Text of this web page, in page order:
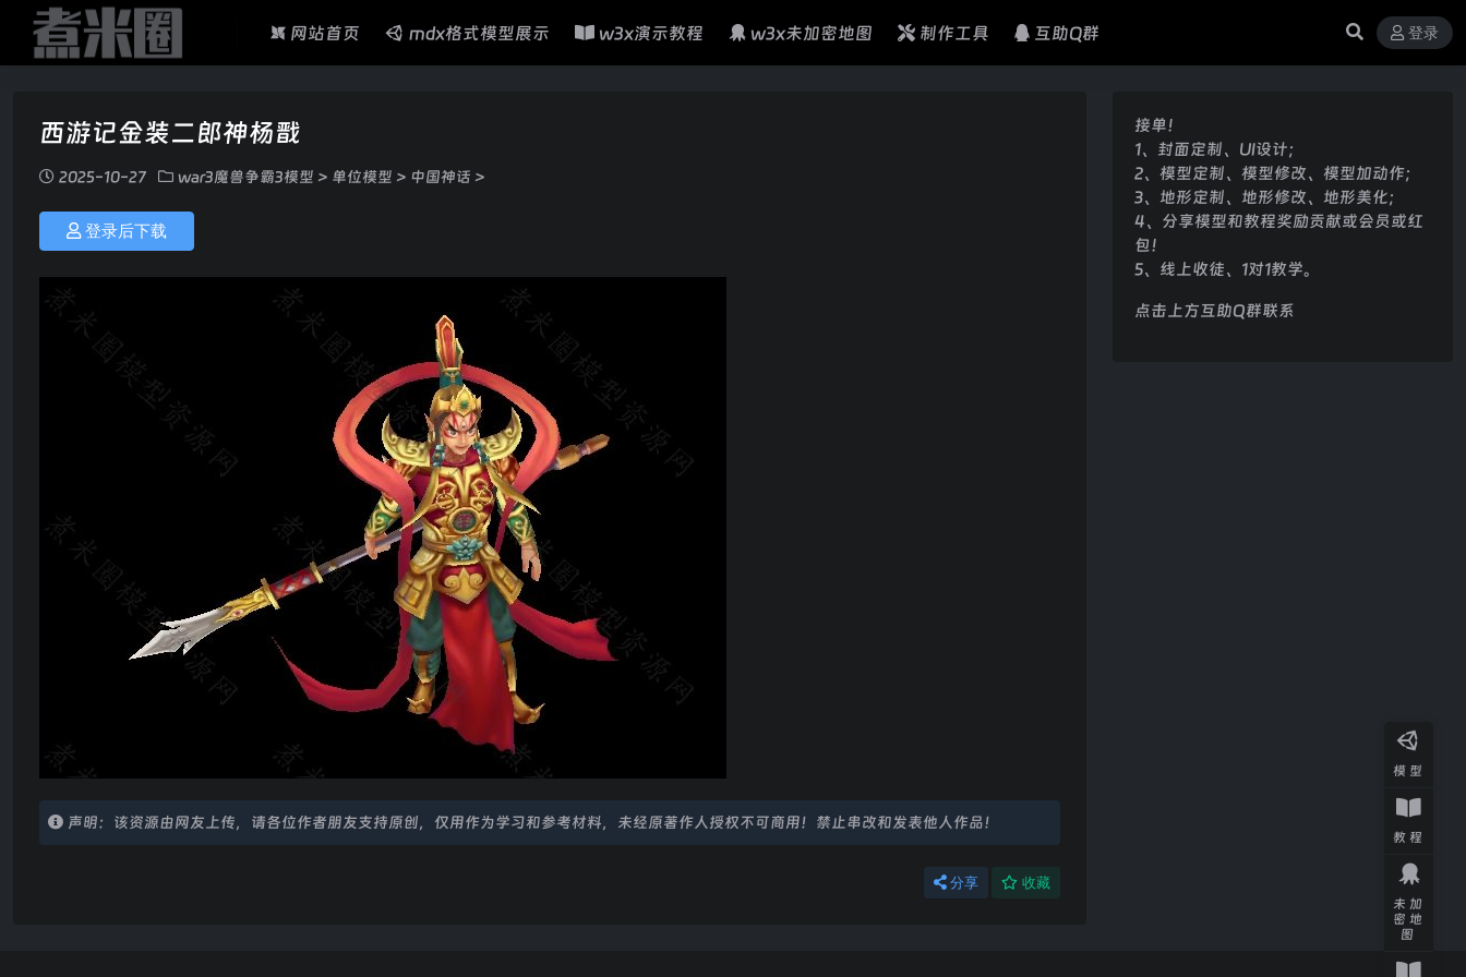
网站首页 mdx格式模型展示 w3x演示教程 w3x未加密地图 制作工具 互助Q群 登录
西游记金装二郎神杨戬
2025-10-27 war3魔兽争霸3模型 > 单位模型 > 中国神话 >
登录后下载
声明：该资源由网友上传，请各位作者朋友支持原创，仅用作为学习和参考材料，未经原著作人授权不可商用！禁止串改和发表他人作品！
分享 收藏
接单！
1、封面定制、UI设计；
2、模型定制、模型修改、模型加动作；
3、地形定制、地形修改、地形美化；
4、分享模型和教程奖励贡献或会员或红
包！
5、线上收徒、1对1教学。
点击上方互助Q群联系
模型
教程
未加
密地
图